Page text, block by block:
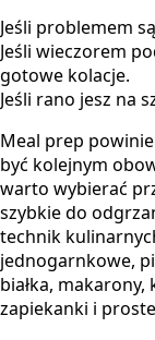
Jeśli problemem
Jeśli wieczorem
gotowe kolacje.
Jeśli rano jesz na
Meal prep
być kolejnym
warto wybierać
szybkie do
technik
jednogarnkowe,
białka,
zapiekanki i